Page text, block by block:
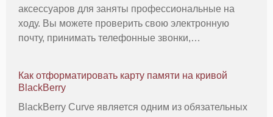
аксессуаров для заняты профессиональные на
ходу. Вы можете проверить свою электронную
почту, принимать телефонные звонки,
момент, когда вы делаете все, что скачивания и
Как отформатировать карту памяти на кривой
BlackBerry
BlackBerry Curve является одним из обязательных